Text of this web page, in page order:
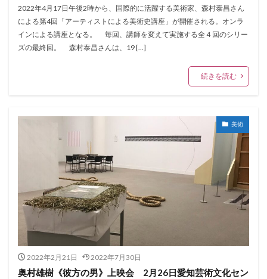
2022年4月17日午後2時から、国際的に活躍する美術家、森村泰昌さん
による第4回「アーティストによる美術史講座」が開催される。オンラ
インによる講座となる。 毎回、講師を変えて実施する全４回のシリー
ズの最終回。 森村泰昌さんは、19 […]
続きを読む
美術
2022年2月21日 2022年7月30日
奥村雄樹《彼方の男》上映会 2月26日愛知芸術文化セン